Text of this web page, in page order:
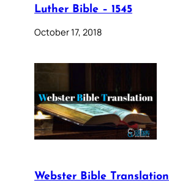
Luther Bible – 1545
October 17, 2018
Webster Bible Translation